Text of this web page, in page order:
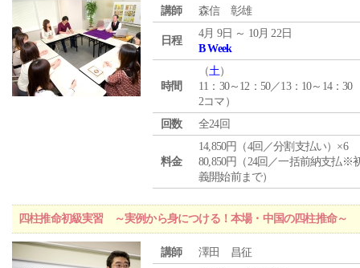
講師 森信 彰雄
日程
4月 9日 ～ 10月 22日
B Week
時間
（土）
11：30～12：50／13：10～14：30
2コマ）
回数
全24回
料金
14,850円（4回／分割支払い）×6
80,850円（24回／一括前納支払※
義開始前まで）
四柱推命初級実習 ～実例から身につける！本場・中国の四柱推命～
講師 澤田 昌征